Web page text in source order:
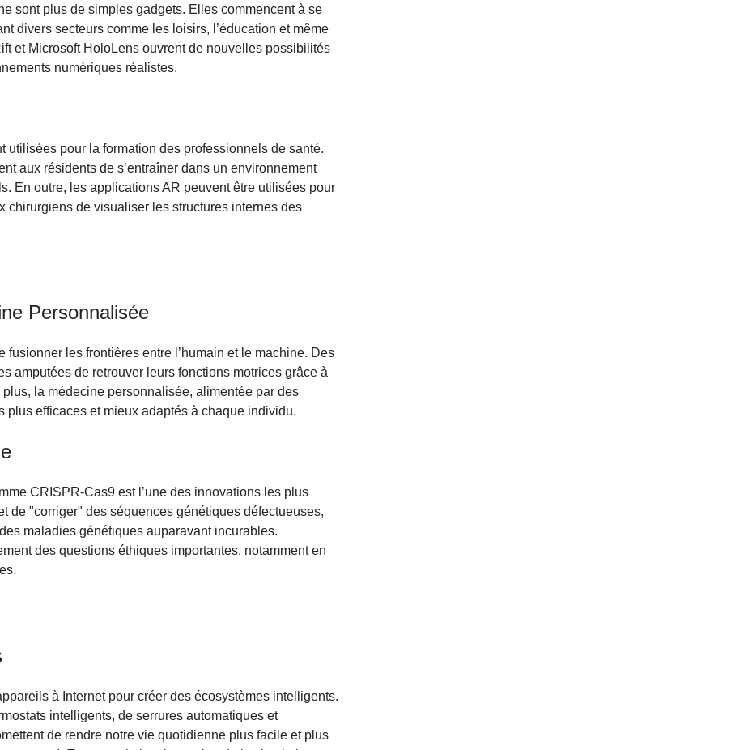
sont plus de simples gadgets. Elles commencent à se
divers secteurs comme les loisirs, l’éducation et même
et Microsoft HoloLens ouvrent de nouvelles possibilités
numériques réalistes.
utilisées pour la formation des professionnels de santé.
aux résidents de s’entraîner dans un environnement
En outre, les applications AR peuvent être utilisées pour
chirurgiens de visualiser les structures internes des
Personnalisée
les frontières entre l’humain et le machine. Des
amputées de retrouver leurs fonctions motrices grâce à
la médecine personnalisée, alimentée par des
plus efficaces et mieux adaptés à chaque individu.
CRISPR-Cas9 est l’une des innovations les plus
de "corriger" des séquences génétiques défectueuses,
maladies génétiques auparavant incurables.
des questions éthiques importantes, notamment en
à Internet pour créer des écosystèmes intelligents.
intelligents, de serrures automatiques et
de rendre notre vie quotidienne plus facile et plus